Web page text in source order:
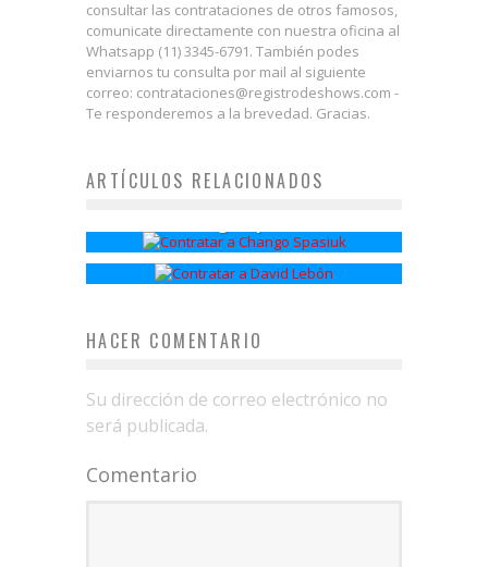
consultar las contrataciones de otros famosos,
comunicate directamente con nuestra oficina al
Whatsapp (11) 3345-6791. También podes
enviarnos tu consulta por mail al siguiente
correo: contrataciones@registrodeshows.com -
Te responderemos a la brevedad. Gracias.
ARTÍCULOS RELACIONADOS
David Lebón
HACER COMENTARIO
Su dirección de correo electrónico no
será publicada.
Comentario